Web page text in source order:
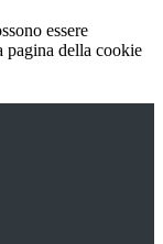
essere
pagina della cookie